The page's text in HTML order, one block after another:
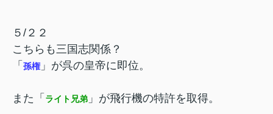
５/２２
こちらも三国志関係？
「 孫権 」が呉の皇帝に即位。
また「 ライト兄弟 」が飛行機の特許を取得。